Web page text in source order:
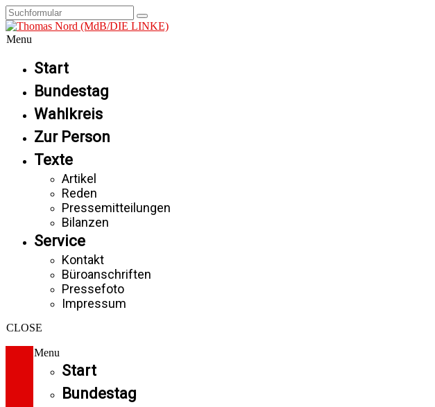
Menu
Start
Bundestag
Wahlkreis
Zur Person
Texte
Artikel
Reden
Pressemitteilungen
Bilanzen
Service
Kontakt
Büroanschriften
Pressefoto
Impressum
CLOSE
Menu
Start
Bundestag